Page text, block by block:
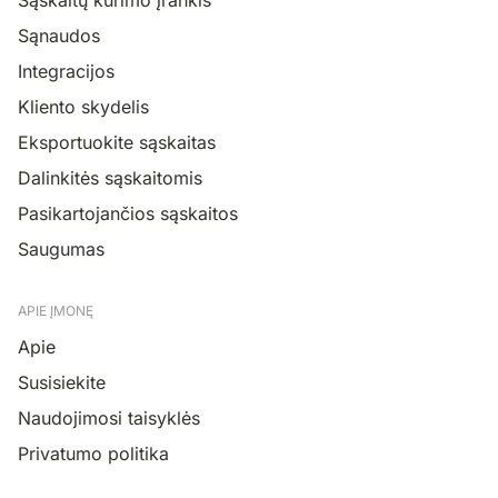
Sąnaudos
Integracijos
Kliento skydelis
Eksportuokite sąskaitas
Dalinkitės sąskaitomis
Pasikartojančios sąskaitos
Saugumas
APIE ĮMONĘ
Apie
Susisiekite
Naudojimosi taisyklės
Privatumo politika